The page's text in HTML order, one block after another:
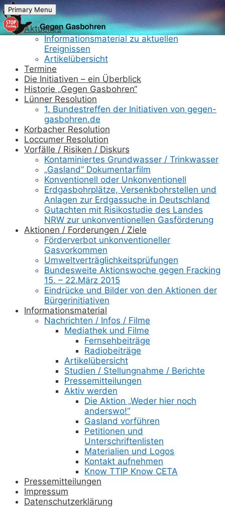
Skip
to
content
Primary Menu
Aktuelles
Informationsmaterial zu aktuellen
Ereignissen
Artikelübersicht
Termine
Die Initiativen – ein Überblick
Historie „Gegen Gasbohren“
Lünner Resolution
1. Bundestreffen der Initiativen von gegen-
gasbohren.de
Korbacher Resolution
Loccumer Resolution
Vorfälle / Risiken / Diskurs
Kontaminiertes Grundwasser / Trinkwasser
„Gasland“ Dokumentarfilm
Konventionell oder Unkonventionell
Erdgasbohrplätze, Versenkbohrstellen und
Anlagen zur Erdgassuche in Deutschland
Gutachten mit Risikostudie des Landes
NRW zur unkonventionellen Gasförderung
Aktionen / Forderungen / Ziele
Förderverbot unkonventioneller
Gasvorkommen
Umweltverträglichkeitsprüfungen
Bundesweite Aktionswoche gegen Fracking
15. – 22.März 2015
Eindrücke und Bilder von den Aktionen der
Bürgerinitiativen
Informationsmaterial
Nachrichten / Infos / Filme
Mediathek und Filme
Fernsehbeiträge
Radiobeiträge
Artikelübersicht
Studien / Stellungnahme / Berichte
Pressemitteilungen
Aktiv werden
Die Aktion „Weder hier noch
anderswo!“
Gasland vorführen
Petitionen und
Unterschriftenlisten
Materialien und Logos
Kontakt aufnehmen
Know TTIP Know CETA
Pressemitteilungen
Impressum
Datenschutzerklärung